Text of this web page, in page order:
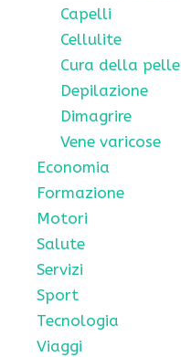
Capelli
Cellulite
Cura della pelle
Depilazione
Dimagrire
Vene varicose
Economia
Formazione
Motori
Salute
Servizi
Sport
Tecnologia
Viaggi